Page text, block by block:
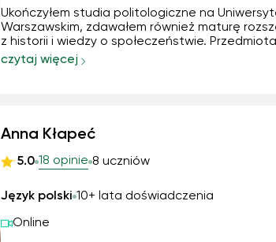
Ukończyłem studia politologiczne na
Warszawskim, zdawałem również maturę
z historii i wiedzy o społeczeństwie.
interesowałem się również hobbistycznie.
czytaj więcej
Anna Kłapeć
5.0 18 opinie 8 uczniów
Język polski 10+ lata doświadczenia
Online